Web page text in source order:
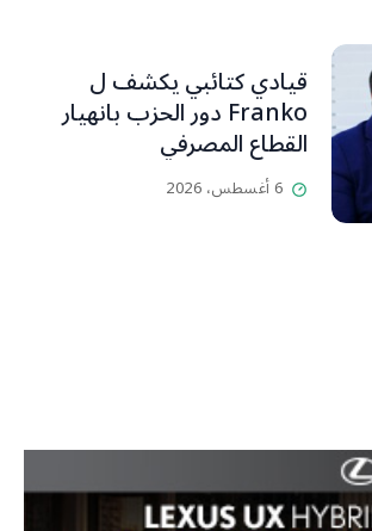
قيادي كتائبي يكشف ل
Franko دور الحزب بانهيار
القطاع المصرفي
6 أغسطس، 2026